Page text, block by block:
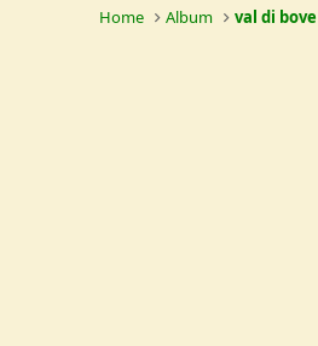
Home Album val di bove